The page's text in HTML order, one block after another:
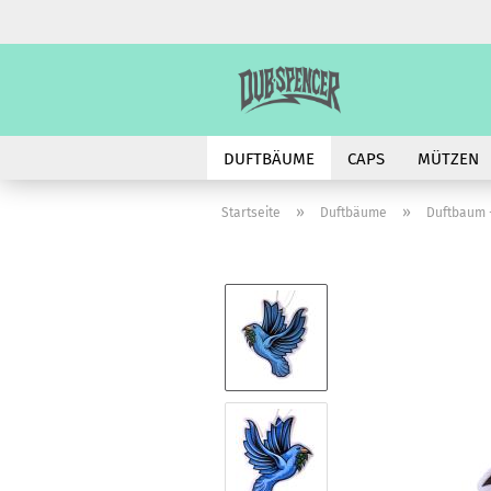
DUFTBÄUME CAPS MÜTZEN
Startseite » Duftbäume » Duftbaum